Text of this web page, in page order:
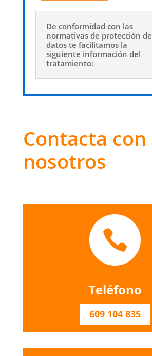
De conformidad con las
normativas de protección de
datos te facilitamos la
siguiente información del
tratamiento:
Contacta con
nosotros

Teléfono
609 104 835